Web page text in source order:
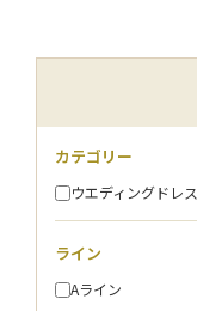
カテゴリー
ウエディングドレス
ライン
Aライン